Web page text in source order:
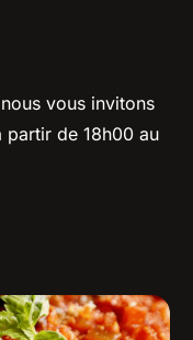
vous invitons
de 18h00 au